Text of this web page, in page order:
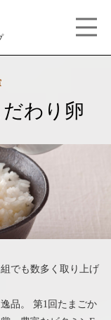
わり卵
でも数多く取り上げ
品。 第1回たまごか